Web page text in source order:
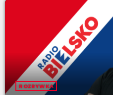
ROZRYWKA